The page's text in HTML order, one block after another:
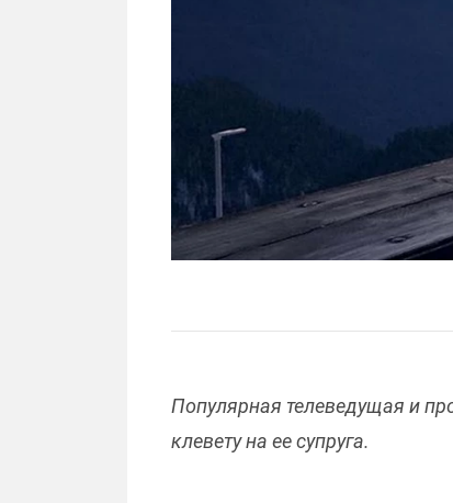
Популярная телеведущая и
клевету на ее супруга.